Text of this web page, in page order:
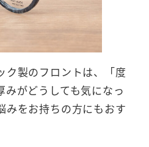
ク製のフロントは、「度
がどうしても気になっ
みをお持ちの方にもおす